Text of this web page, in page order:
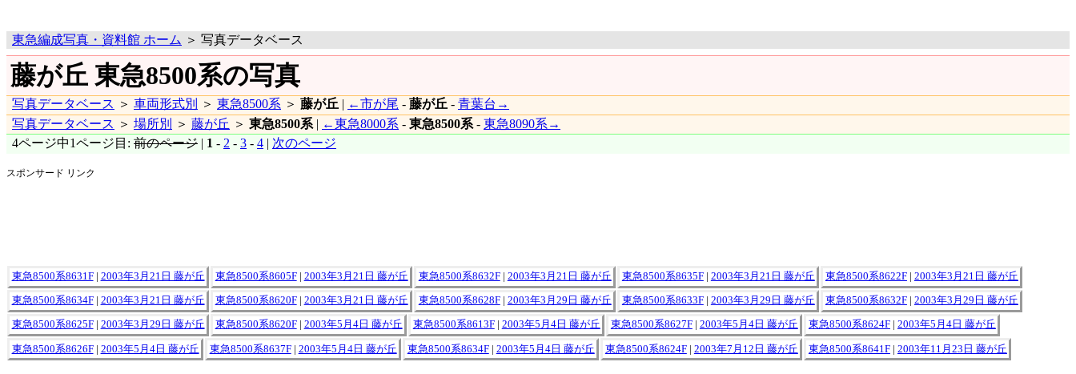
東急編成写真・資料館 ホーム ＞ 写真データベース
藤が丘 東急8500系の写真
写真データベース ＞ 車両形式別 ＞ 東急8500系 ＞ 藤が丘 | ←市が尾 - 藤が丘 - 青葉台→
写真データベース ＞ 場所別 ＞ 藤が丘 ＞ 東急8500系 | ←東急8000系 - 東急8500系 - 東急8090系→
4ページ中1ページ目: 前のページ | 1 - 2 - 3 - 4 | 次のページ
スポンサード リンク
東急8500系8631F| 2003年3月21日 藤が丘 東急8500系8605F| 2003年3月21日 藤が丘 東急8500系8632F| 2003年3月21日 藤が丘 東急8500系8635F| 2003年3月21日 藤が丘 東急8500系8622F| 2003年3月21日 藤が丘
東急8500系8634F| 2003年3月21日 藤が丘 東急8500系8620F| 2003年3月21日 藤が丘 東急8500系8628F| 2003年3月29日 藤が丘 東急8500系8633F| 2003年3月29日 藤が丘 東急8500系8632F| 2003年3月29日 藤が丘
東急8500系8625F| 2003年3月29日 藤が丘 東急8500系8620F| 2003年5月4日 藤が丘 東急8500系8613F| 2003年5月4日 藤が丘 東急8500系8627F| 2003年5月4日 藤が丘 東急8500系8624F| 2003年5月4日 藤が丘
東急8500系8626F| 2003年5月4日 藤が丘 東急8500系8637F| 2003年5月4日 藤が丘 東急8500系8634F| 2003年5月4日 藤が丘 東急8500系8624F| 2003年7月12日 藤が丘 東急8500系8641F| 2003年11月23日 藤が丘